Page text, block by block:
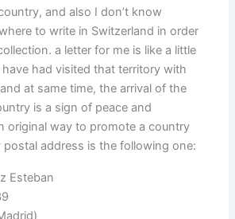
and also I don’t know
to write in Switzerland in order
a letter for me is like a little
have had visited that territory with
at same time, the arrival of the
is a sign of peace and
original way to promote a country
postal address is the following one:
Esteban